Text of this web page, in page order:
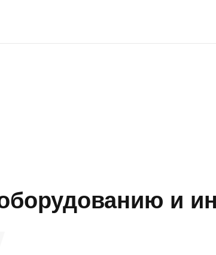
и